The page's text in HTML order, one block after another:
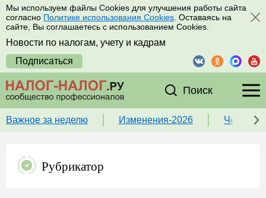
Мы используем файлы Cookies для улучшения работы сайта
согласно Политике использования Cookies . Оставаясь на
сайте, Вы соглашаетесь с использованием Cookies.
Новости по налогам, учету и кадрам
Подписаться
Поиск
Важное за неделю Изменения-2026 Чек-
Рубрикатор